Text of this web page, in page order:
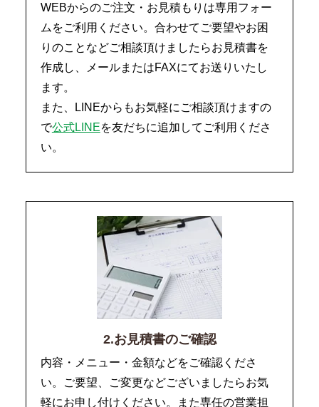
WEBからのご注文・お見積もりは専用フォー
ムをご利用ください。合わせてご要望やお困
りのことなどご相談頂けましたらお見積書を
作成し、メールまたはFAXにてお送りいたし
ます。
また、LINEからもお気軽にご相談頂けますの
で公式LINEを友だちに追加してご利用くださ
い。
2.お見積書のご確認
内容・メニュー・金額などをご確認くださ
い。ご要望、ご変更などございましたらお気
軽にお申し付けください。また専任の営業担